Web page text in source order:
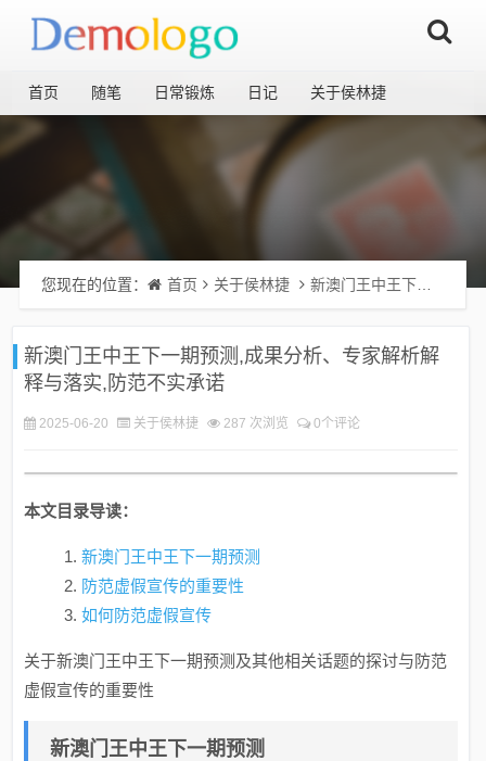
首页 随笔 日常锻炼 日记 关于侯林捷
您现在的位置： 首页 关于侯林捷 新澳门王中王下一期预测,成果分析、专家解析解释与落实,防范不实承诺
新澳门王中王下一期预测,成果分析、专家解析解
释与落实,防范不实承诺
2025-06-20 关于侯林捷 287 次浏览 0个评论
本文目录导读：
新澳门王中王下一期预测
防范虚假宣传的重要性
如何防范虚假宣传
关于新澳门王中王下一期预测及其他相关话题的探讨与防范
虚假宣传的重要性
新澳门王中王下一期预测